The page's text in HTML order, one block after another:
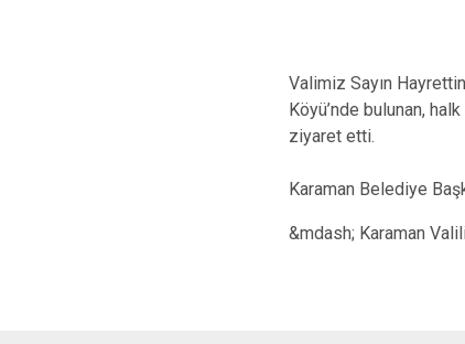
Valimiz Sayın
Köyü’nde bulunan,
ziyaret etti.
Karaman Belediye
&mdash; Karaman